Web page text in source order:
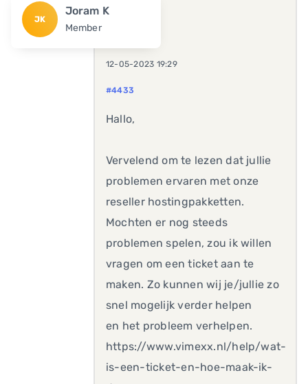
JK
Joram K
Member
12-05-2023 19:29
#4433
Hallo,
Vervelend om te lezen dat jullie
problemen ervaren met onze
reseller hostingpakketten.
Mochten er nog steeds
problemen spelen, zou ik willen
vragen om een ticket aan te
maken. Zo kunnen wij je/jullie zo
snel mogelijk verder helpen
en het probleem verhelpen.
https://www.vimexx.nl/help/wat-
is-een-ticket-en-hoe-maak-ik-